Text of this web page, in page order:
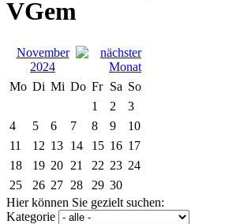
VGem
November
2024
Mo Di Mi Do Fr Sa So
1
2
3
4
5 6 7 8 9
10
11
12 13 14 15 16 17
18
19 20 21 22 23 24
25
26 27 28 29 30
Hier können Sie gezielt suchen:
Kategorie